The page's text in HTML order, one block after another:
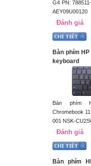
G4 PN:
AEY09U00120
Đánh giá
Bàn phím HP
keyboard
Bàn phím
Chromebook
001 NSK-
Đánh giá
Bàn phím